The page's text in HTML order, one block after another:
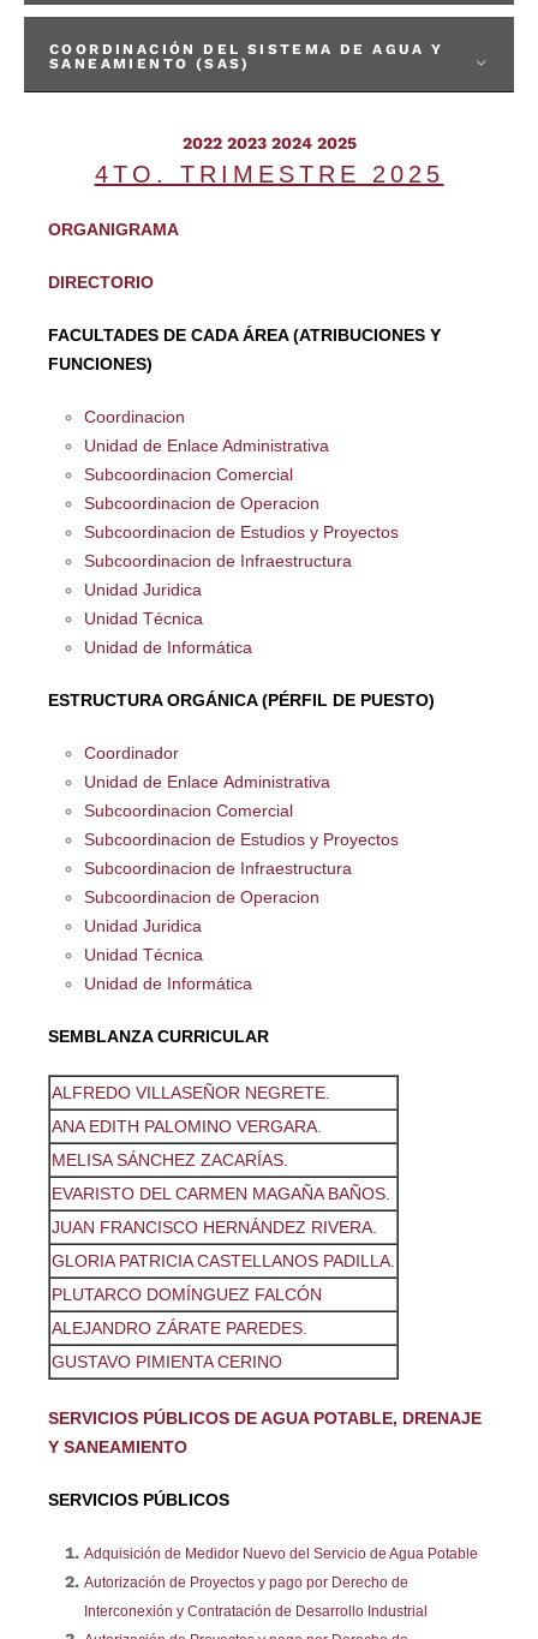
COORDINACIÓN DEL SISTEMA DE AGUA Y
SANEAMIENTO (SAS)
2022 2023 2024 2025
4TO. TRIMESTRE 2025
ORGANIGRAMA
DIRECTORIO
FACULTADES DE CADA ÁREA (ATRIBUCIONES Y
FUNCIONES)
Coordinacion
Unidad de Enlace Administrativa
Subcoordinacion Comercial
Subcoordinacion de Operacion
Subcoordinacion de Estudios y Proyectos
Subcoordinacion de Infraestructura
Unidad Juridica
Unidad Técnica
Unidad de Informática
ESTRUCTURA ORGÁNICA (PÉRFIL DE PUESTO)
Coordinador
Unidad de Enlace Administrativa
Subcoordinacion Comercial
Subcoordinacion de Estudios y Proyectos
Subcoordinacion de Infraestructura
Subcoordinacion de Operacion
Unidad Juridica
Unidad Técnica
Unidad de Informática
SEMBLANZA CURRICULAR
ALFREDO VILLASEÑOR NEGRETE.
ANA EDITH PALOMINO VERGARA.
MELISA SÁNCHEZ ZACARÍAS.
EVARISTO DEL CARMEN MAGAÑA BAÑOS.
JUAN FRANCISCO HERNÁNDEZ RIVERA.
GLORIA PATRICIA CASTELLANOS PADILLA.
PLUTARCO DOMÍNGUEZ FALCÓN
ALEJANDRO ZÁRATE PAREDES.
GUSTAVO PIMIENTA CERINO
SERVICIOS PÚBLICOS DE AGUA POTABLE, DRENAJE
Y SANEAMIENTO
SERVICIOS PÚBLICOS
Adquisición de Medidor Nuevo del Servicio de Agua Potable
Autorización de Proyectos y pago por Derecho de
Interconexión y Contratación de Desarrollo Industrial